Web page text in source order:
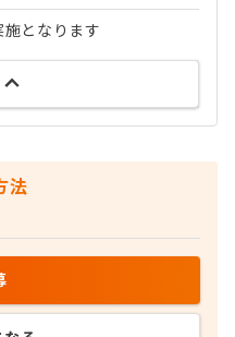
となります
法